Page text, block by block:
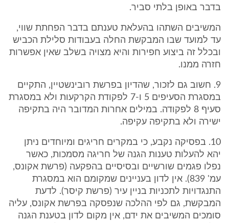
בדבר באופן בלתי סביר.
המשיבים השתהו בהעלאת טענתם בדבר הפחתת שווי,
עד למועד שבו המבקשת החלה בעבודות סלילת הכביש
ובכלל זה ביצוע חפירות והיא מצויה בשלב שאין אפשרות
חזרה ממנו.
9. חשוב גם לזכור, שהדיון בפרשת רובינשטיין, התקיים
במסגרת הסעיפים 5 ו-7 לפקודת הקרקעות ולא במסגרת
סעיף 8 לפקודה. במילים אחרות המדובר היה בתקיפה
ישירה ולא בתקיפה עקיפה.
10. בפסיקה נקבע, כי במקרים חריגים ומיוחדים ניתן
יהא להעלות טענות הגנה של חריגה מסמכות, כאשר
נפלו פגמים שורשיים ובסיסיים בהפקעה (פרשת אקונס,
עמ' 839). אין לדון בעניינים שמקומם הוא במסגרת
התנגדויות לתכניות בניין עיר (פרשת קיסר). לדעת
המבקשת, גם לפי ההלכה שנפסקה בפרשת אקונס, עליה
סומכים המשיבים את ידם, אין מקום לדון בטענת הגנה